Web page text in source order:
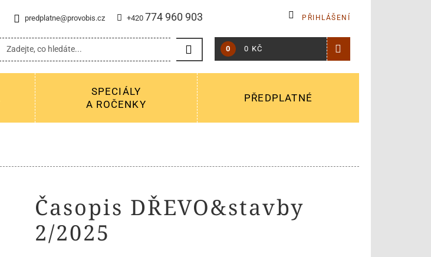
predplatne@provobis.cz +420 774 960 903 PŘIHLÁŠENÍ
0 0 KČ
SPECIÁLY
A ROČENKY
PŘEDPLATNÉ
Časopis DŘEVO&stavby
2/2025